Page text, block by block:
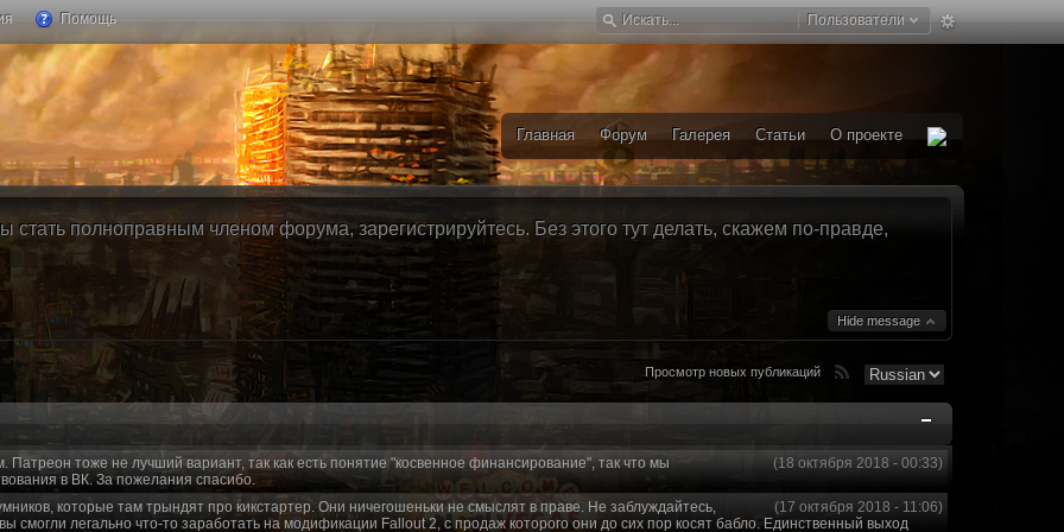
Помощь Пользователи
Главная Форум Галерея Статьи О проекте
стать полноправным членом форума, зарегистрируйтесь. Без этого тут делать, скажем по-правде,
Hide message
Просмотр новых публикаций
(18 октября 2018 - 00:33)
тоже не лучший вариант, так как есть понятие "косвенное финансирование", так что мы
в ВК. За пожелания спасибо.
(17 октября 2018 - 11:06)
которые там трындят про кикстартер. Они ничегошеньки не смыслят в праве. Не заблуждайтесь,
смогли легально что-то заработать на модификации Fallout 2, с продаж которого они до сих пор косят бабло. Единственный выход